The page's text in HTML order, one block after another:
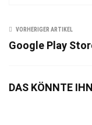
VORHERIGER ARTIKEL
Google Play
DAS KÖNNTE